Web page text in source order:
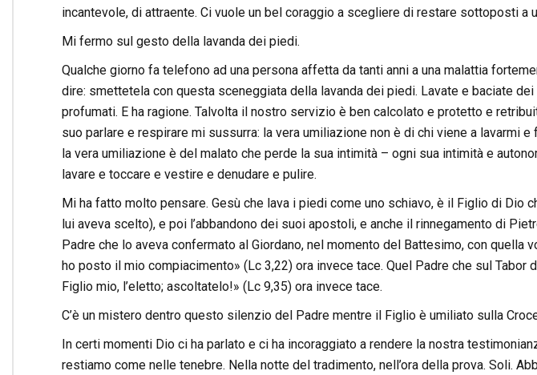
incantevole, di attraente. Ci vuole un bel coraggio a scegliere di restare sottoposti a
Mi fermo sul gesto della lavanda dei piedi.
Qualche giorno fa telefono ad una persona affetta da tanti anni a una malattia
dire: smettetela con questa sceneggiata della lavanda dei piedi. Lavate e baciate
profumati. E ha ragione. Talvolta il nostro servizio è ben calcolato e protetto e
suo parlare e respirare mi sussurra: la vera umiliazione non è di chi viene a lavarmi
la vera umiliazione è del malato che perde la sua intimità – ogni sua intimità e
lavare e toccare e vestire e denudare e pulire.
Mi ha fatto molto pensare. Gesù che lava i piedi come uno schiavo, è il Figlio di Dio
lui aveva scelto), e poi l’abbandono dei suoi apostoli, e anche il rinnegamento di
Padre che lo aveva confermato al Giordano, nel momento del Battesimo, con quella
ho posto il mio compiacimento» (Lc 3,22) ora invece tace. Quel Padre che sul Tabor
Figlio mio, l’eletto; ascoltatelo!» (Lc 9,35) ora invece tace.
C’è un mistero dentro questo silenzio del Padre mentre il Figlio è umiliato sulla
In certi momenti Dio ci ha parlato e ci ha incoraggiato a rendere la nostra
restiamo come nelle tenebre. Nella notte del tradimento, nell’ora della prova. Soli.